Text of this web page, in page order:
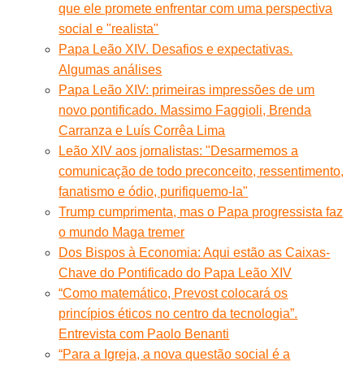
que ele promete enfrentar com uma perspectiva
social e "realista"
Papa Leão XIV. Desafios e expectativas.
Algumas análises
Papa Leão XIV: primeiras impressões de um
novo pontificado. Massimo Faggioli, Brenda
Carranza e Luís Corrêa Lima
Leão XIV aos jornalistas: "Desarmemos a
comunicação de todo preconceito, ressentimento,
fanatismo e ódio, purifiquemo-la"
Trump cumprimenta, mas o Papa progressista faz
o mundo Maga tremer
Dos Bispos à Economia: Aqui estão as Caixas-
Chave do Pontificado do Papa Leão XIV
“Como matemático, Prevost colocará os
princípios éticos no centro da tecnologia”.
Entrevista com Paolo Benanti
“Para a Igreja, a nova questão social é a